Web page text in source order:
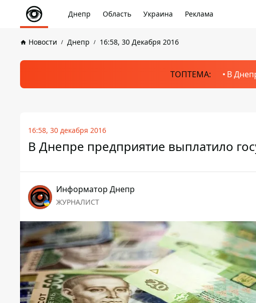
Днепр Область Украина Реклама
Новости Днепр 16:58, 30 Декабря 2016
ТОПТЕМА: В
16:58, 30 декабря 2016
В Днепре предприятие выплатило
Информатор Днепр
ЖУРНАЛИСТ